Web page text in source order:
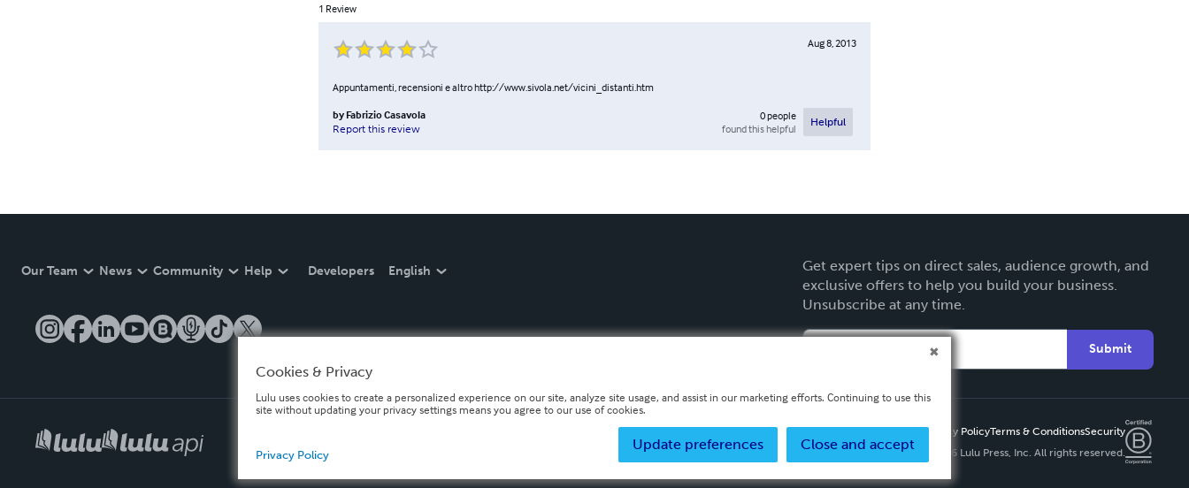
1 Review
Aug 8, 2013
Appuntamenti, recensioni e altro http://www.sivola.net/vicini_distanti.htm
by Fabrizio Casavola
Report this review
0people
found this helpful
Helpful
Our Team News Community Help Developers English
Get expert tips on direct sales, audience growth, and
exclusive offers to help you build your business.
Unsubscribe at any time.
Submit
Privacy PolicyTerms & ConditionsSecurity
Copyright ©
2026 Lulu Press, Inc. All rights reserved.
Cookies & Privacy
Lulu uses cookies to create a personalized experience on our site, analyze site usage, and assist in our marketing efforts. Continuing to use this
site without updating your privacy settings means you agree to our use of cookies.
Close and accept
Update preferences
Privacy Policy